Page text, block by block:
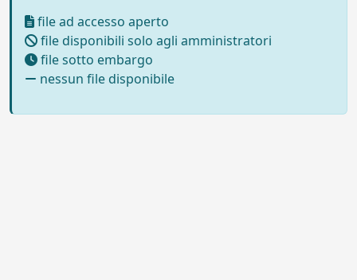
file ad accesso aperto
file disponibili solo agli amministratori
file sotto embargo
nessun file disponibile